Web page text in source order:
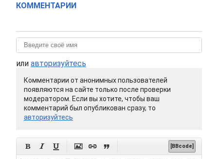
КОММЕНТАРИИ
или авторизуйтесь
Комментарии от анонимных пользователей
появляются на сайте только после проверки
модератором. Если вы хотите, чтобы ваш
комментарий был опубликован сразу, то
авторизуйтесь
      [BBcode]